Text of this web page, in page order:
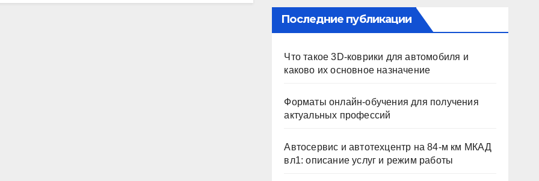
Последние публикации
Что такое 3D-коврики для автомобиля и
каково их основное назначение
Форматы онлайн-обучения для получения
актуальных профессий
Автосервис и автотехцентр на 84-м км МКАД
вл1: описание услуг и режим работы